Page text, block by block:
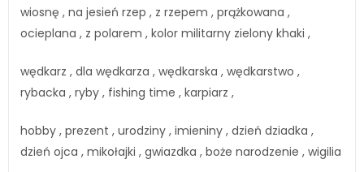
wiosnę , na jesień rzep , z rzepem , prążkowana ,
ocieplana , z polarem , kolor militarny zielony khaki ,
wędkarz , dla wędkarza , wędkarska , wędkarstwo ,
rybacka , ryby , fishing time , karpiarz ,
hobby , prezent , urodziny , imieniny , dzień dziadka ,
dzień ojca , mikołajki , gwiazdka , boże narodzenie , wigilia